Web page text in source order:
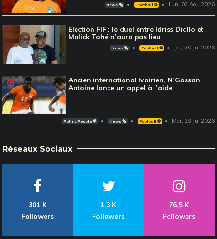
News 🗞️ Football ⚽️ Lun, 03 Aou 2026
Election FIF : le duel entre Idriss Diallo et
Malick Tohé n’aura pas lieu
News 🗞️ Football ⚽️ Jeu, 30 Jul 2026
Ancien international Ivoirien, N’Gossan
Antoine lance un appel à l’aide
Potins People 🌟 News 🗞️ Football ⚽️ Mar, 28 Jul 2026
Réseaux Sociaux
301 K
Followers
1,3 K
Followers
76,5 K
Followers